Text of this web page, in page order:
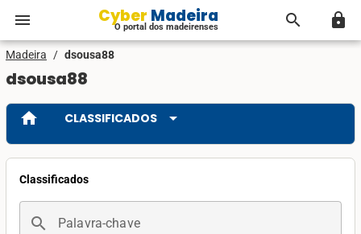
menu Cyber Madeira
O portal dos madeirenses search lock
Madeira / dsousa88
dsousa88
home CLASSIFICADOS arrow_drop_down
Classificados
search Palavra-chave